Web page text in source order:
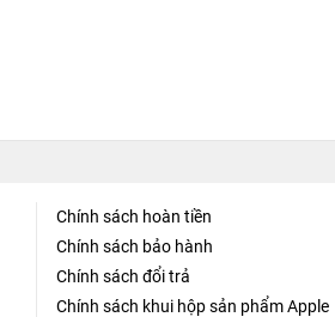
Chính sách hoàn tiền
Chính sách bảo hành
Chính sách đổi trả
Chính sách khui hộp sản phẩm Apple